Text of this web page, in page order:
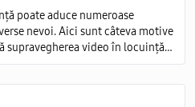
poate aduce numeroase
nevoi. Aici sunt câteva motive
supravegherea video în locuință
asociate acestei practici